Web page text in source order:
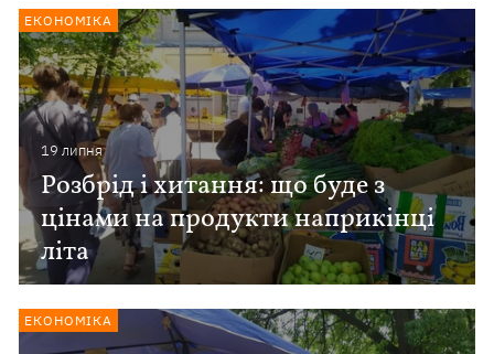
19 липня
Розбрід і хитання: що буде з
цінами на продукти наприкінці
літа
ЕКОНОМІКА
ЕКОНОМІКА